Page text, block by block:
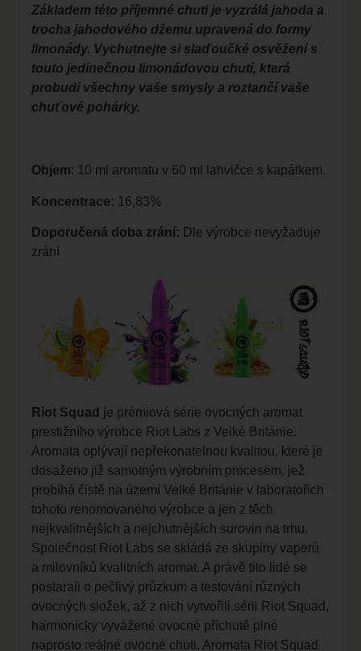
Základem této příjemné chuti je vyzrálá jahoda a
trocha jahodového džemu upravená do formy
limonády. Vychutnejte si slaďoučké osvěžení s
touto jedinečnou limonádovou chutí, která
probudí všechny vaše smysly a roztančí vaše
chuťové pohárky.
Objem: 10 ml aromatu v 60 ml lahvičce s kapátkem.
Koncentrace: 16,83%
Doporučená doba zrání: Dle výrobce nevyžaduje
zrání
Riot Squad je prémiová série ovocných aromat
prestižního výrobce Riot Labs z Velké Británie.
Aromata oplývají nepřekonatelnou kvalitou, které je
dosaženo již samotným výrobním procesem, jež
probíhá čistě na území Velké Británie v laboratořích
tohoto renomovaného výrobce a jen z těch
nejkvalitnějších a nejchutnějších surovin na trhu.
Společnost Riot Labs se skládá ze skupiny vaperů
a milovníků kvalitních aromat. A právě tito lidé se
postarali o pečlivý průzkum a testování různých
ovocných složek, až z nich vytvořili sérii Riot Squad,
harmonicky vyvážené ovocné příchutě plné
naprosto reálné ovocné chuti. Aromata Riot Squad